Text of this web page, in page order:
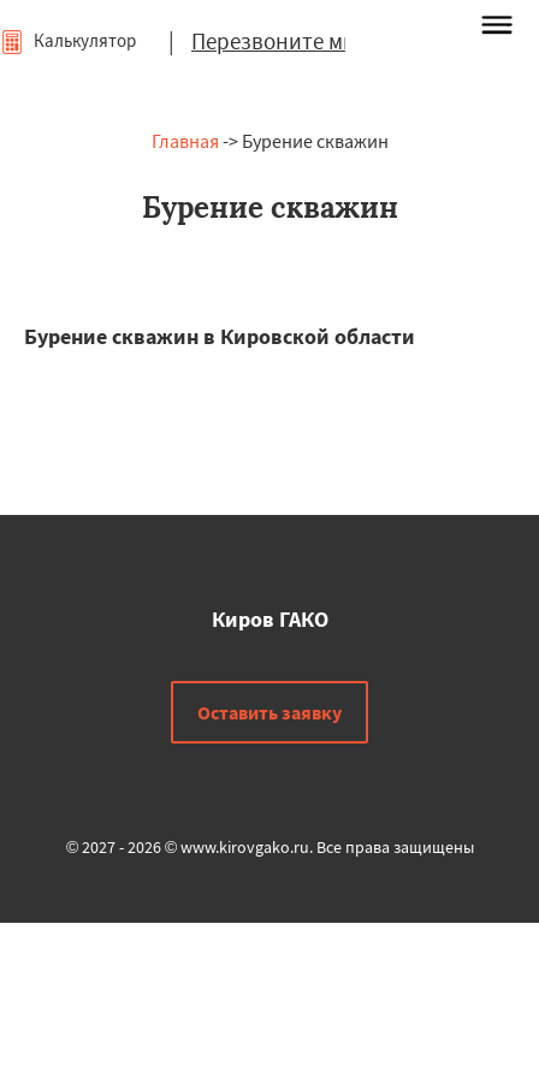
| Перезвоните мне
Калькулятор
Главная -> Бурение скважин
Бурение скважин
Бурение скважин в Кировской области
Киров ГАКО
Оставить заявку
© 2027 - 2026 © www.kirovgako.ru. Все права защищены